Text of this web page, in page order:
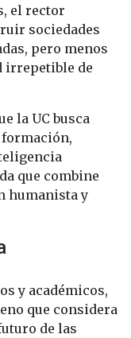
el rector
sociedades
pero menos
irrepetible de
la UC busca
que combine
humanista y
y académicos,
que considera
de las